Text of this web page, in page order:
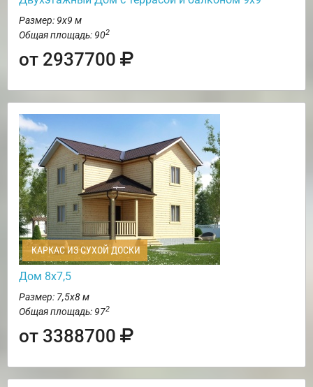
Размер: 9х9 м
Общая площадь: 902
от 2937700
КАРКАС ИЗ СУХОЙ ДОСКИ
Дом 8х7,5
Размер: 7,5х8 м
Общая площадь: 972
от 3388700